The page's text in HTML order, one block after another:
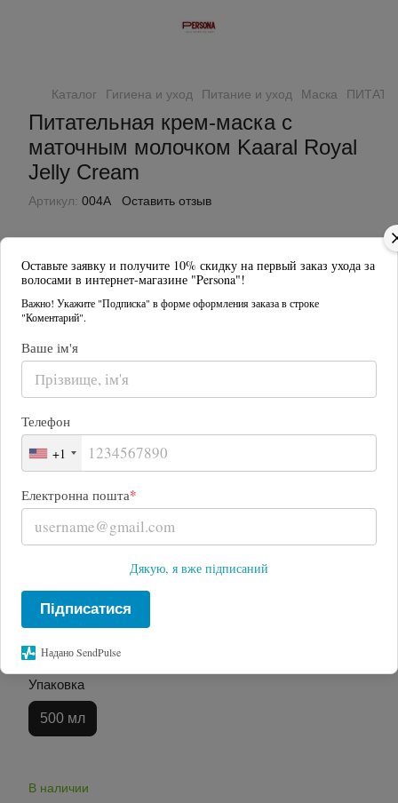
Оставьте заявку и получите 10% скидку на первый заказ ухода за
волосами в интернет-магазине "Persona"!
Важно! Укажите "Подписка" в форме оформления заказа в строке
"Коментарий".
Ваше ім'я
Телефон
+1
Електронна пошта*
Дякую, я вже підписаний
Підписатися
Надано SendPulse
Каталог Гигиена и уход Питание и уход Маска
Питательная крем-маска с
маточным молочком Kaaral Royal
Jelly Cream
Артикул: 004A Оставить отзыв
Упаковка
500 мл
В наличии